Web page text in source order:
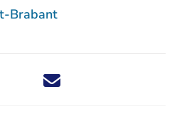
Brabant
Deel dit nieuwsbericht via X -
Deel dit nieuwsbericht via
Deel dit nieuwsbericht
Deel dit